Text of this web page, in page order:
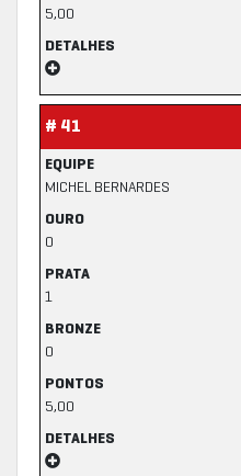
5,00
DETALHES
# 41
EQUIPE
MICHEL BERNARDES
OURO
0
PRATA
1
BRONZE
0
PONTOS
5,00
DETALHES